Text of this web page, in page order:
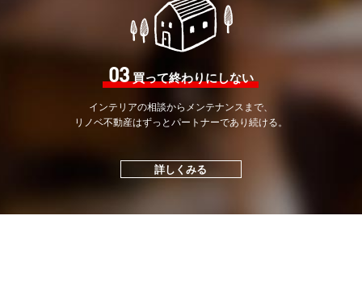
03買って終わりにしない
インテリアの相談から メンテナンスまで、
リノベ不動産はずっとパートナーであり続ける。
詳しくみる